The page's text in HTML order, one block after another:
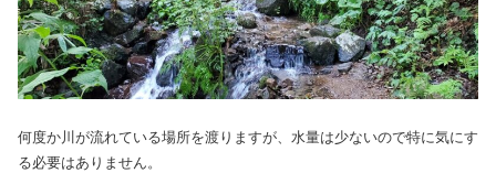
何度か川が流れている場所を渡りますが、水量は少ないので特に気にす
る必要はありません。